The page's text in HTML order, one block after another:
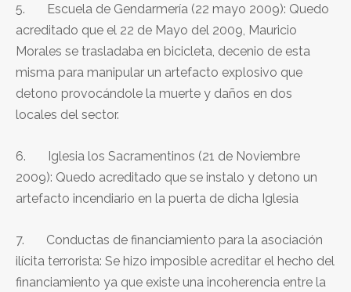
5. Escuela de Gendarmería (22 mayo 2009): Quedo
acreditado que el 22 de Mayo del 2009, Mauricio
Morales se trasladaba en bicicleta, decenio de esta
misma para manipular un artefacto explosivo que
detono provocándole la muerte y daños en dos
locales del sector.
6. Iglesia los Sacramentinos (21 de Noviembre
2009): Quedo acreditado que se instalo y detono un
artefacto incendiario en la puerta de dicha Iglesia
7. Conductas de financiamiento para la asociación
ilícita terrorista: Se hizo imposible acreditar el hecho del
financiamiento ya que existe una incoherencia entre la